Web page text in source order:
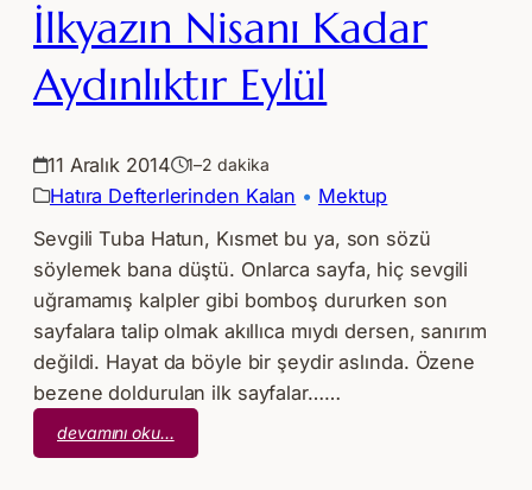
İlkyazın Nisanı Kadar
Aydınlıktır Eylül
11 Aralık 2014 1–2 dakika
Hatıra Defterlerinden Kalan • Mektup
Sevgili Tuba Hatun, Kısmet bu ya, son sözü
söylemek bana düştü. Onlarca sayfa, hiç sevgili
uğramamış kalpler gibi bomboş dururken son
sayfalara talip olmak akıllıca mıydı dersen, sanırım
değildi. Hayat da böyle bir şeydir aslında. Özene
bezene doldurulan ilk sayfalar……
devamını oku…
İlkyazın